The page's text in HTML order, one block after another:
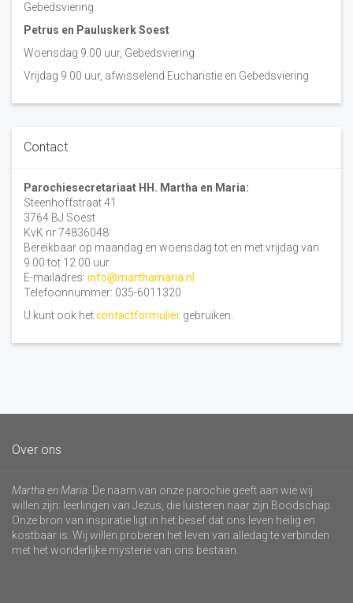
Gebedsviering
Petrus en Pauluskerk Soest
Woensdag 9.00 uur, Gebedsviering
Vrijdag 9.00 uur, afwisselend Eucharistie en Gebedsviering
Contact
Parochiesecretariaat HH. Martha en Maria:
Steenhoffstraat 41
3764 BJ Soest
KvK nr 74836048
Bereikbaar op maandag en woensdag tot en met vrijdag van
9.00 tot 12.00 uur.
E-mailadres: info@marthamaria.nl
Telefoonnummer: 035-6011320
U kunt ook hetcontactformulier gebruiken.
Over ons
Martha en Maria . De naam van onze parochie geeft aan wie wij
willen zijn: leerlingen van Jezus, die luisteren naar zijn Boodschap.
Onze bron van inspiratie ligt in het besef dat ons leven heilig en
kostbaar is. Wij willen proberen het leven van alledag te verbinden
met het wonderlijke mysterie van ons bestaan.